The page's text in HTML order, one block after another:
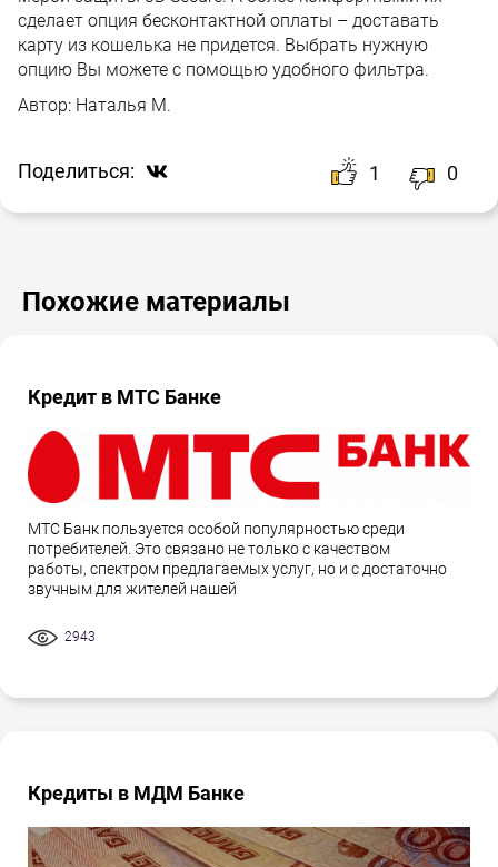
сделает опция бесконтактной оплаты – доставать
карту из кошелька не придется. Выбрать нужную
опцию Вы можете с помощью удобного фильтра.
Автор: Наталья М.
Поделиться: 1 0
Похожие материалы
Кредит в МТС Банке
МТС Банк пользуется особой популярностью среди
потребителей. Это связано не только с качеством
работы, спектром предлагаемых услуг, но и с достаточно
звучным для жителей нашей
2943
Кредиты в МДМ Банке